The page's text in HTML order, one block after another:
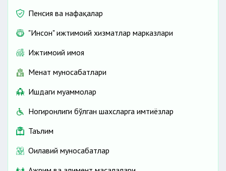
Пенсия ва нафақалар
"Инсон" ижтимоий хизматлар марказлари
Ижтимоий ҳимоя
Меҳнат муносабатлари
Ишдаги муаммолар
Ногиронлиги бўлган шахсларга имтиёзлар
Таълим
Оилавий муносабатлар